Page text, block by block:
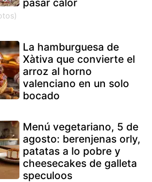
pasar calor
La hamburguesa de
Xàtiva que convierte el
arroz al horno
valenciano en un solo
bocado
Menú vegetariano, 5 de
agosto: berenjenas orly,
patatas a lo pobre y
cheesecakes de galleta
speculoos